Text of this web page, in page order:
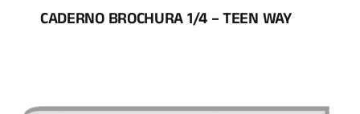
CADERNO BROCHURA 1/4 – TEEN WAY